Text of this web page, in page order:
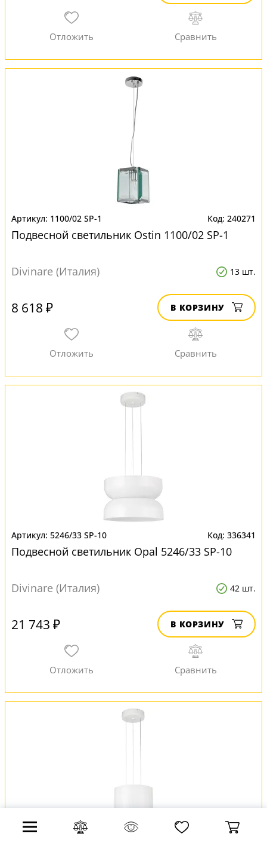
1100/02 SP-1 240271
Подвесной светильник Ostin 1100/02 SP-1
Divinare (Италия) 13 шт.
8 618 ₽ В КОРЗИНУ
5246/33 SP-10 336341
Подвесной светильник Opal 5246/33 SP-10
Divinare (Италия) 42 шт.
21 743 ₽ В КОРЗИНУ